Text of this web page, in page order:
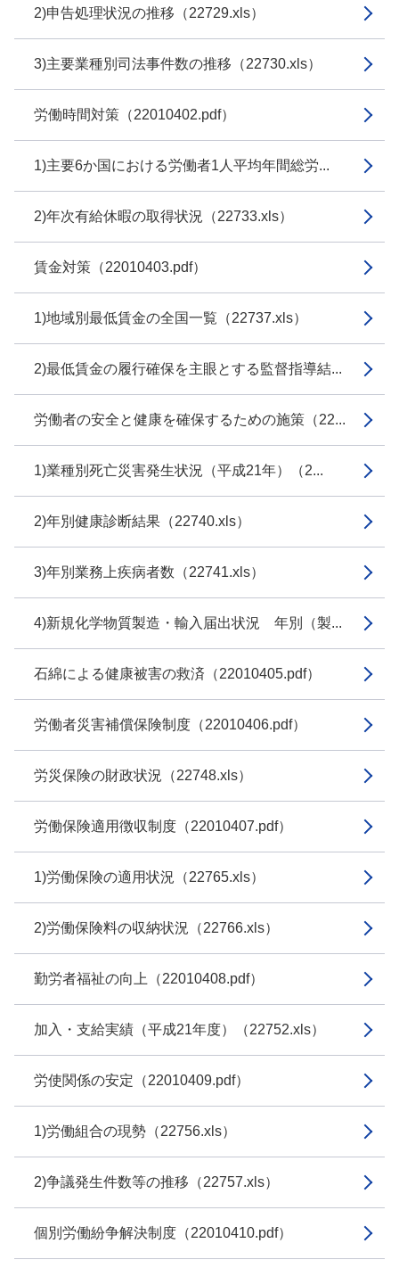
2)申告処理状況の推移（22729.xls）
3)主要業種別司法事件数の推移（22730.xls）
労働時間対策（22010402.pdf）
1)主要6か国における労働者1人平均年間総労...
2)年次有給休暇の取得状況（22733.xls）
賃金対策（22010403.pdf）
1)地域別最低賃金の全国一覧（22737.xls）
2)最低賃金の履行確保を主眼とする監督指導結...
労働者の安全と健康を確保するための施策（22...
1)業種別死亡災害発生状況（平成21年）（2...
2)年別健康診断結果（22740.xls）
3)年別業務上疾病者数（22741.xls）
4)新規化学物質製造・輸入届出状況 年別（製...
石綿による健康被害の救済（22010405.pdf）
労働者災害補償保険制度（22010406.pdf）
労災保険の財政状況（22748.xls）
労働保険適用徴収制度（22010407.pdf）
1)労働保険の適用状況（22765.xls）
2)労働保険料の収納状況（22766.xls）
勤労者福祉の向上（22010408.pdf）
加入・支給実績（平成21年度）（22752.xls）
労使関係の安定（22010409.pdf）
1)労働組合の現勢（22756.xls）
2)争議発生件数等の推移（22757.xls）
個別労働紛争解決制度（22010410.pdf）